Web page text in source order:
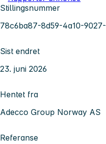
Stillingsnummer
78c6ba87-8d59-4a10-9027-
Sist endret
23. juni 2026
Hentet fra
Adecco Group Norway AS
Referanse